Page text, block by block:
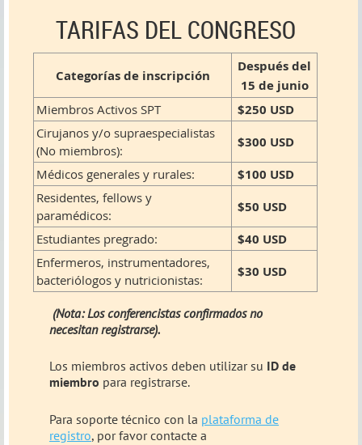
TARIFAS DEL CONGRESO
Categorías de inscripción
Después del
15 de junio
Miembros Activos SPT $250 USD
Cirujanos y/o supraespecialistas
(No miembros):
$300 USD
Médicos generales y rurales: $100 USD
Residentes, fellows y
paramédicos:
$50 USD
Estudiantes pregrado: $40 USD
Enfermeros, instrumentadores,
bacteriólogos y nutricionistas:
$30 USD
(Nota: Los conferencistas confirmados no
necesitan registrarse).
Los miembros activos deben utilizar su ID de
miembro para registrarse.
Para soporte técnico con la plataforma de
registro, por favor contacte a